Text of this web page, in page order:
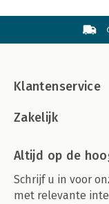
Klantenservice
Zakelijk
Altijd op de
Schrijf u in voor
met relevante